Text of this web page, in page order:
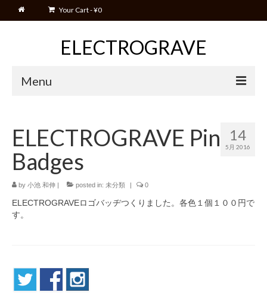
Your Cart-¥0
ELECTROGRAVE
Menu
Blog
Event
Movies
Artists
14
5月 2016
ELECTROGRAVE Pin
Badges
by 小池 和伸 | posted in: 未分類 | 0
ELECTROGRAVEロゴバッヂつくりました。各色１個１００円で
す。